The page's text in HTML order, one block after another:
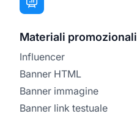
Materiali promozionali
Influencer
Banner HTML
Banner immagine
Banner link testuale